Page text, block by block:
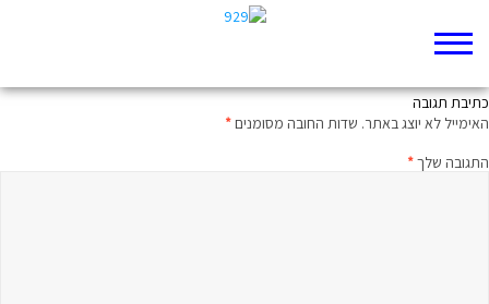
כתיבת תגובה
האימייל לא יוצג באתר. שדות החובה מסומנים*
התגובה שלך*